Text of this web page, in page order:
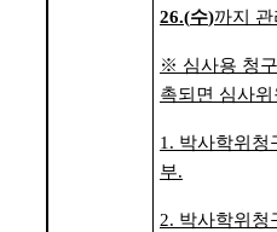
26.(수)까지
※ 심사용 청
촉되면 심사
1. 박사학위청
부.
2. 박사학위청